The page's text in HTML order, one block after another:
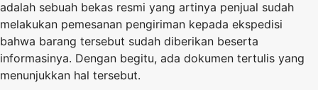
adalah sebuah bekas resmi yang artinya penjual sudah
melakukan pemesanan pengiriman kepada ekspedisi
bahwa barang tersebut sudah diberikan beserta
informasinya. Dengan begitu, ada dokumen tertulis yang
menunjukkan hal tersebut.